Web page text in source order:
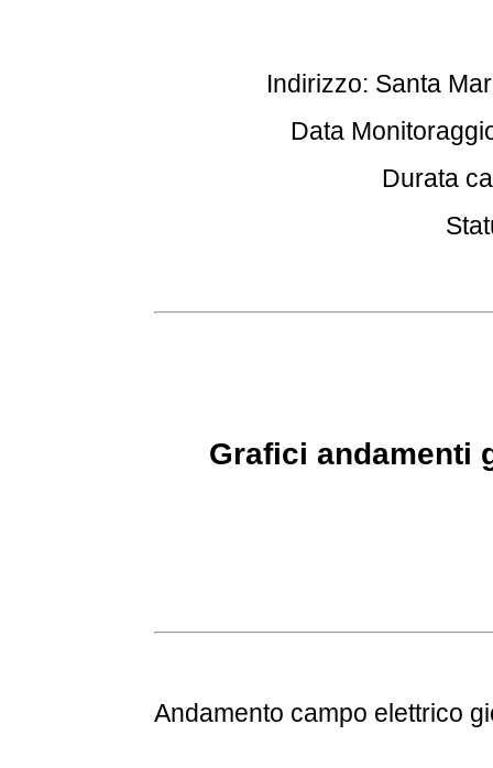
Indirizzo: Santa
Data
Durata
Grafici andamenti
Andamento campo elettrico